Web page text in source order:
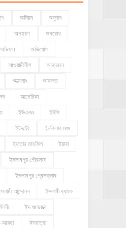
অনিয়ম অনুদান
অপহরণ অবরোধ
অভিযান অভিযোগ
আওয়ামীলীগ আক্রমন
আত্মসাৎ আদালত
আমেরিকা
ইউএনও ইউপি
ইটভাটা ইনকিলাব মঞ্চ
ইফতার মাহফিল ইয়াবা
ইসলামপুর পৌরসভা
ইসলামপুর প্রেসক্লাব
আন্দোলন ইসলামী ব্যাংক
ঈদ শুভেচ্ছা
আযহা ঈদযাত্রা